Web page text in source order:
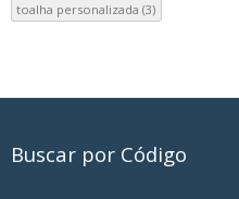
toalha personalizada (3)
Buscar por Código